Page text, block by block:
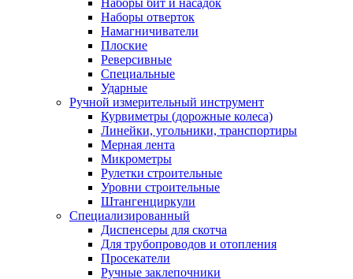
Наборы бит и насадок
Наборы отверток
Намагничиватели
Плоские
Реверсивные
Специальные
Ударные
Ручной измерительный инструмент
Курвиметры (дорожные колеса)
Линейки, угольники, транспортиры
Мерная лента
Микрометры
Рулетки строительные
Уровни строительные
Штангенциркули
Специализированный
Диспенсеры для скотча
Для трубопроводов и отопления
Просекатели
Ручные заклепочники